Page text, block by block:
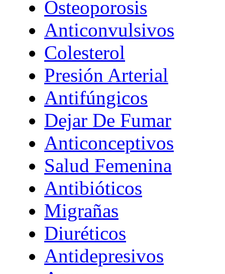
Osteoporosis
Anticonvulsivos
Colesterol
Presión Arterial
Antifúngicos
Dejar De Fumar
Anticonceptivos
Salud Femenina
Antibióticos
Migrañas
Diuréticos
Antidepresivos